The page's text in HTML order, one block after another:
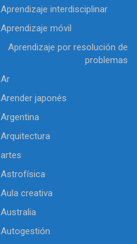
Aprendizaje interdisciplinar
Aprendizaje móvil
Aprendizaje por resolución de
problemas
Ar
Arender japonés
Argentina
Arquitectura
artes
Astrofísica
Aula creativa
Australia
Autogestión